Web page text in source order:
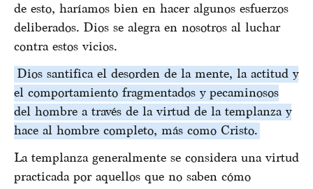
de esto, haríamos bien en hacer algunos esfuerzos
deliberados. Dios se alegra en nosotros al luchar
contra estos vicios.
Dios santifica el desorden de la mente, la actitud y
el comportamiento fragmentados y pecaminosos
del hombre a través de la virtud de la templanza y
hace al hombre completo, más como Cristo.
La templanza generalmente se considera una virtud
practicada por aquellos que no saben cómo